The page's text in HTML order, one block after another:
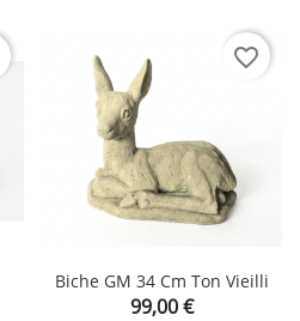
Biche GM 34 Cm Ton Vieilli
Prix
99,00 €
favorite_border